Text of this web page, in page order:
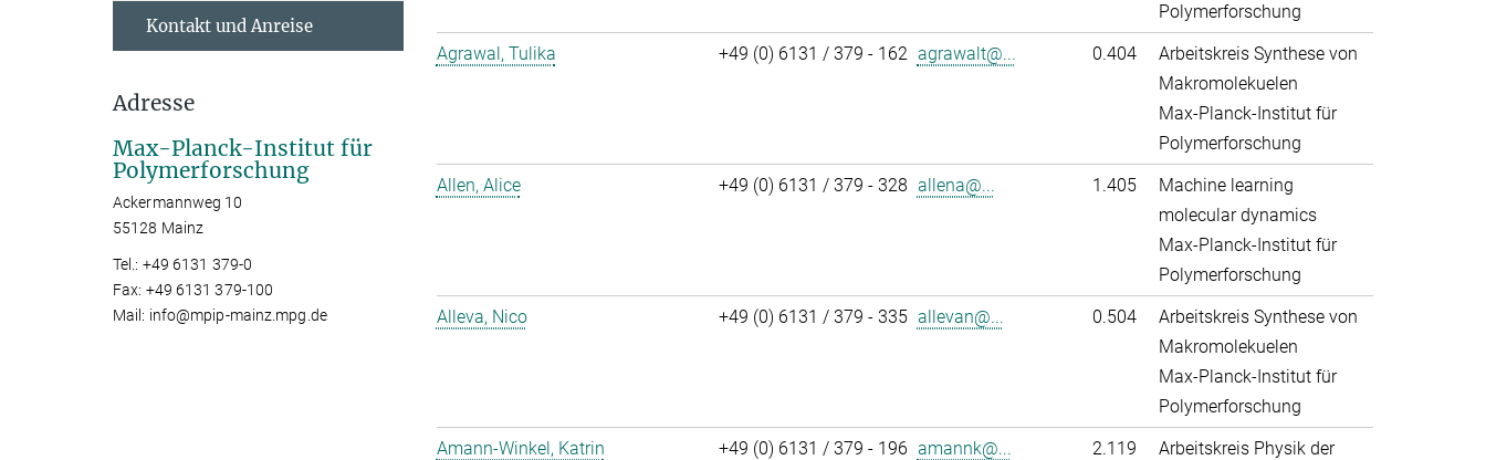
Polymerforschung
Agrawal, Tulika
+49 (0) 6131 / 379 - 162 agrawalt@... 0.404
Arbeitskreis Synthese von
Makromolekuelen
Max-Planck-Institut für
Polymerforschung
Allen, Alice
+49 (0) 6131 / 379 - 328 allena@... 1.405
Machine learning
molecular dynamics
Max-Planck-Institut für
Polymerforschung
Alleva, Nico
+49 (0) 6131 / 379 - 335 allevan@... 0.504
Arbeitskreis Synthese von
Makromolekuelen
Max-Planck-Institut für
Polymerforschung
Amann-Winkel, Katrin
+49 (0) 6131 / 379 - 196 amannk@... 2.119
Arbeitskreis Physik der
Kontakt und Anreise
Adresse
Max-Planck-Institut für
Polymerforschung
Ackermannweg 10
55128 Mainz
Tel.: +49 6131 379-0
Fax: +49 6131 379-100
Mail: info@mpip-mainz.mpg.de